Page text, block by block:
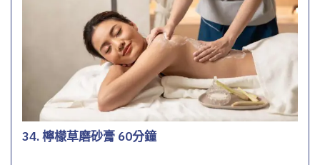
34. 檸檬草磨砂膏 60分鐘